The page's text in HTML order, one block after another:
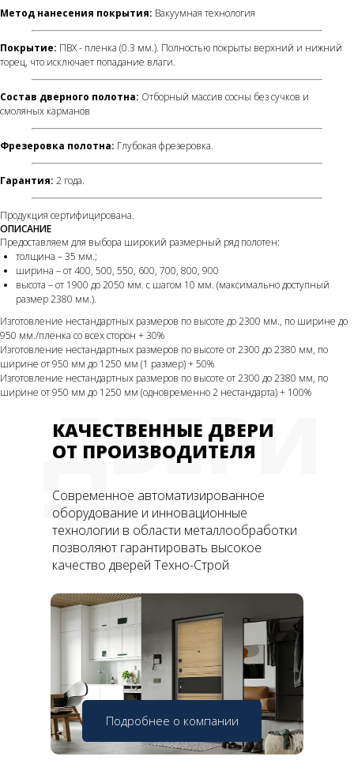
Метод нанесения покрытия: Вакуумная технология
Покрытие: ПВХ - пленка (0.3 мм.). Полностью покрыты верхний и нижний
торец, что исключает попадание влаги.
Состав дверного полотна: Отборный массив сосны без сучков и
смоляных карманов
Фрезеровка полотна: Глубокая фрезеровка.
Гарантия: 2 года.
Продукция сертифицирована.
ОПИСАНИЕ
Предоставляем для выбора широкий размерный ряд полотен:
толщина – 35 мм.;
ширина – от 400, 500, 550, 600, 700, 800, 900
высота – от 1900 до 2050 мм. с шагом 10 мм. (максимально доступный
размер 2380 мм.).
Изготовление нестандартных размеров по высоте до 2300 мм., по ширине до
950 мм./пленка со всех сторон + 30%
Изготовление нестандартных размеров по высоте от 2300 до 2380 мм, по
ширине от 950 мм до 1250 мм (1 размер) + 50%
Изготовление нестандартных размеров по высоте от 2300 до 2380 мм, по
ширине от 950 мм до 1250 мм (одновременно 2 нестандарта) + 100%
ДВЕРИ
ТС
КАЧЕСТВЕННЫЕ ДВЕРИ
ОТ ПРОИЗВОДИТЕЛЯ
Подробнее о компании
Современное автоматизированное
оборудование и инновационные
технологии в области металлообработки
позволяют гарантировать высокое
качество дверей Техно-Строй